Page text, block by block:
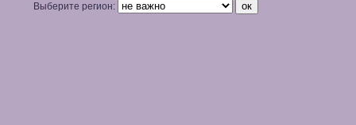
Выберите регион: